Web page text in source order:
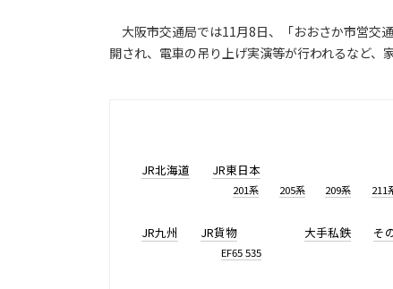
大阪市交通局では11月8日、「おおさか市営交
開され、電車の吊り上げ実演等が行われるなど、
JR北海道 JR東日本
201系 205系 209系 211
JR九州 JR貨物
EF65 535
大手私鉄 そ